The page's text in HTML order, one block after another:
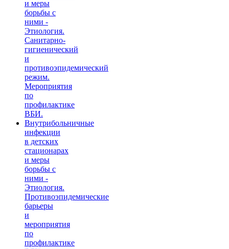
и меры
борьбы с
ними -
Этиология.
Санитарно-
гигиенический
и
противоэпидемический
режим.
Мероприятия
по
профилактике
ВБИ.
Внутрибольничные
инфекции
в детских
стационарах
и меры
борьбы с
ними -
Этиология.
Противоэпидемические
барьеры
и
мероприятия
по
профилактике